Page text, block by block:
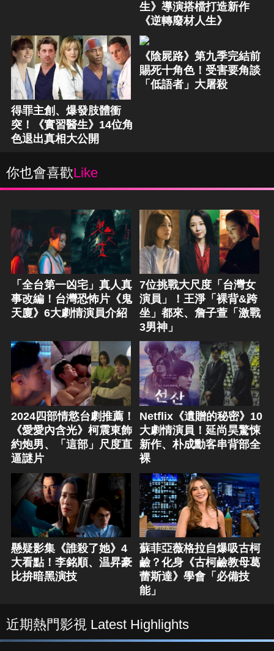
生》導演搭檔打造新作
《逆轉廢材人生》
得罪主創、爆發肢體衝
突！《實習醫生》14位角
色退出真相大公開
《陰屍路》第九季完結前
賜死十角色！受害要角談
「低語者」大屠殺
你也會喜歡Like
「全台第一凶宅」真人真
事改編！台灣恐怖片《鬼
天廈》6大劇情演員介紹
7位挑戰大尺度「台灣女
演員」！王淨「裸背&跨
坐」都來、詹子萱「激戰
3男神」
2024四部情慾台劇推薦！
《愛愛內含光》柯震東飾
約炮男、「這部」尺度直
逼謎片
Netflix《遺贈的秘密》10
大劇情演員！延尚昊驚悚
新作、朴成勳客串背部全
裸
懸疑影集《誰殺了她》4
大看點！李銘順、温昇豪
比拚暗黑演技
蘇菲亞薇格拉自爆吸古柯
鹼？化身《古柯鹼教母葛
蕾斯達》學會「必備技
能」
近期熱門影視 Latest Highlights